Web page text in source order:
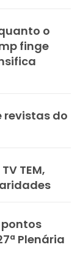
o
finge
revistas do
TEM,
Plenária